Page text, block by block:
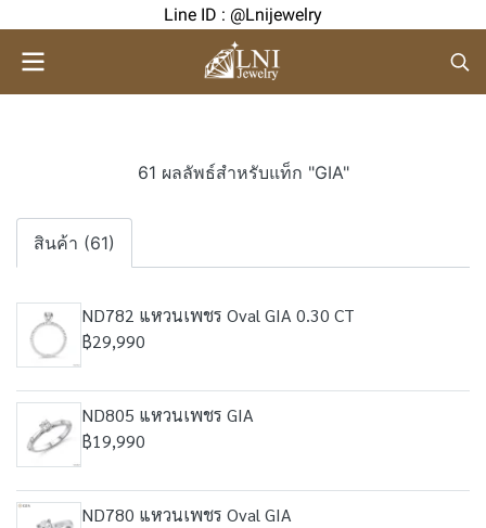
Line ID : @Lnijewelry
61 ผลลัพธ์สำหรับแท็ก "GIA"
สินค้า (61)
ND782 แหวนเพชร Oval GIA 0.30 CT
฿29,990
ND805 แหวนเพชร GIA
฿19,990
ND780 แหวนเพชร Oval GIA